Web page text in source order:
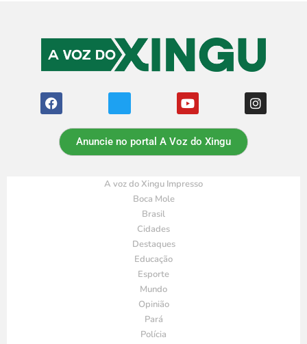
Anuncie no portal A Voz do Xingu
A voz do Xingu Impresso
Boca Mole
Brasil
Cidades
Destaques
Educação
Esporte
Mundo
Opinião
Pará
Polícia